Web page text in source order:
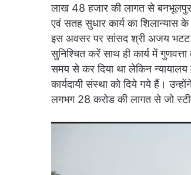
लाख 48 हजार की लागत से बनभूलपुरा
एवं सतह सुधार कार्य का शिलान्यास के
इस अवसर पर सांसद श्री अजय भटट ने
सुनिश्चित करें साथ ही कार्य में
समय से कर दिया था लेकिन
कार्यदायी संस्था को दिये गये हैं।
लगभग 28 करोड की लागत से जो